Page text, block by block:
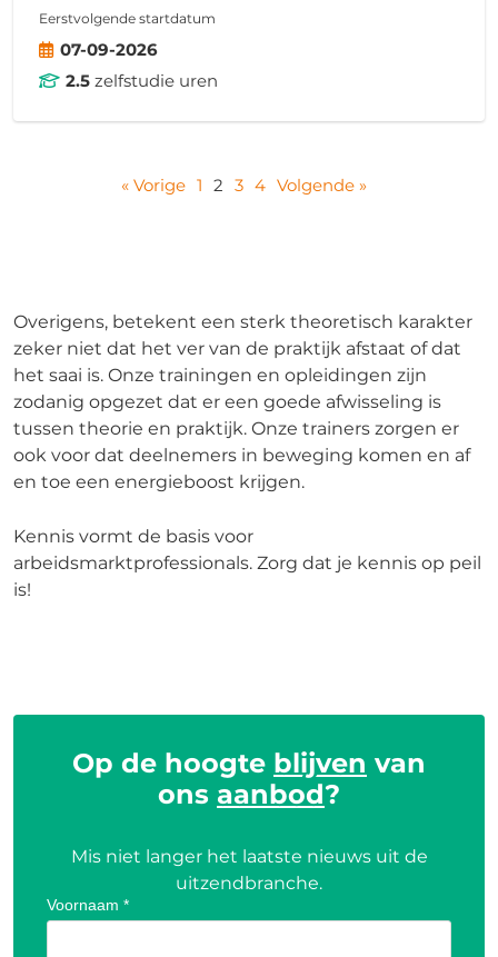
Eerstvolgende startdatum
07-09-2026
2.5zelfstudie uren
« Vorige 1 2 3 4 Volgende »
Overigens, betekent een sterk theoretisch karakter
zeker niet dat het ver van de praktijk afstaat of dat
het saai is. Onze trainingen en opleidingen zijn
zodanig opgezet dat er een goede afwisseling is
tussen theorie en praktijk. Onze trainers zorgen er
ook voor dat deelnemers in beweging komen en af
en toe een energieboost krijgen.
Kennis vormt de basis voor
arbeidsmarktprofessionals. Zorg dat je kennis op peil
is!
Op de hoogte blijven van
ons aanbod?
Mis niet langer het laatste nieuws uit de
uitzendbranche.